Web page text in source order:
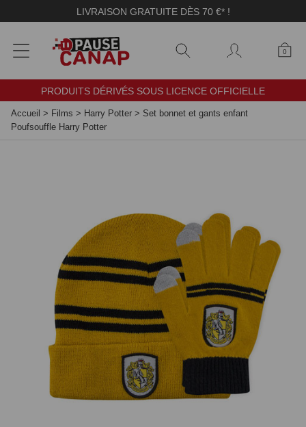
LIVRAISON GRATUITE DÈS 70 €* !
0
PRODUITS DÉRIVÉS SOUS LICENCE OFFICIELLE
Accueil > Films > Harry Potter > Set bonnet et gants enfant
Poufsouffle Harry Potter
Panneau de gestion des cookies